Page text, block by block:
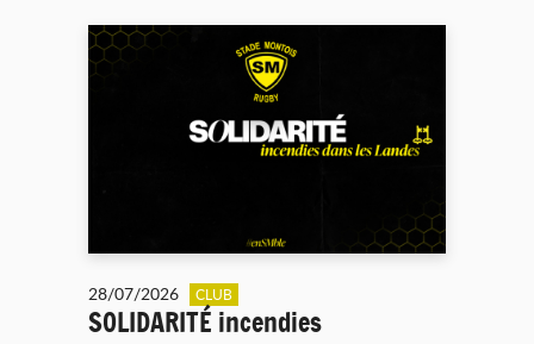
28/07/2026 CLUB
SOLIDARITÉ incendies